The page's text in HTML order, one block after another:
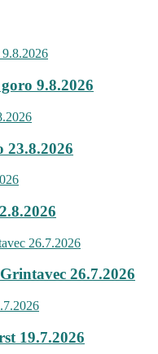
9.8.2026
23.8.2026
26.7.2026
19.7.2026